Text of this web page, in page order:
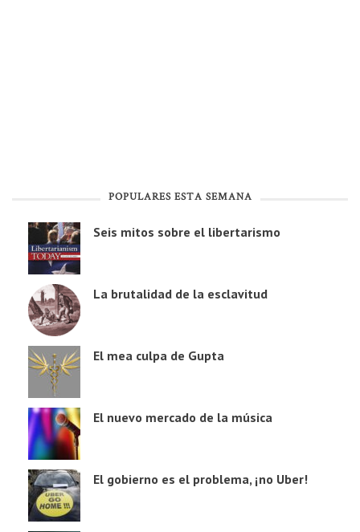
POPULARES ESTA SEMANA
Seis mitos sobre el libertarismo
La brutalidad de la esclavitud
El mea culpa de Gupta
El nuevo mercado de la música
El gobierno es el problema, ¡no Uber!